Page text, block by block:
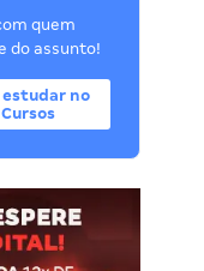
quem
do assunto!
estudar no